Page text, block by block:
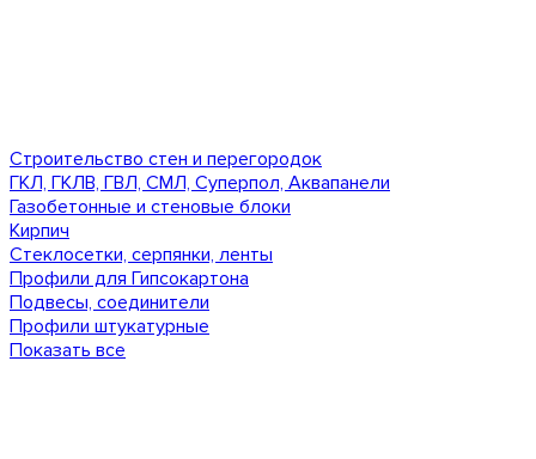
Строительство стен и перегородок
ГКЛ, ГКЛВ, ГВЛ, СМЛ, Суперпол, Аквапанели
Газобетонные и стеновые блоки
Кирпич
Стеклосетки, серпянки, ленты
Профили для Гипсокартона
Подвесы, соединители
Профили штукатурные
Показать все